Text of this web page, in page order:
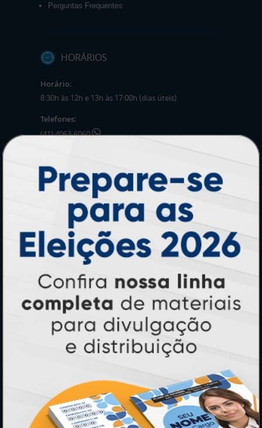
Perguntas Frequentes
HORÁRIOS
Horário:
8:30h às 12h e 13h às 17:00h (dias úteis).
Telefones:
(41) 4063-6060
Mensagens:
Horário: 8:30h às 12h e 13h às 17:00h (dias
úteis).
PRODUTOS
Adesivos
Pastas
Ímãs
Cartão de Visita
Calendários 2027